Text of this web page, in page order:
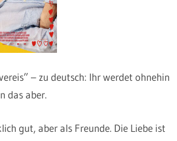
– zu deutsch: Ihr werdet ohnehin
das aber.
gut, aber als Freunde. Die Liebe ist